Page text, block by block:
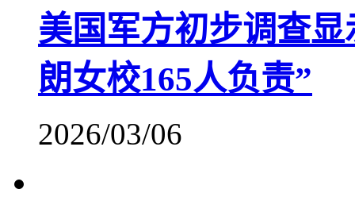
美国军方初步调查
朗女校165人负责”
2026/03/06